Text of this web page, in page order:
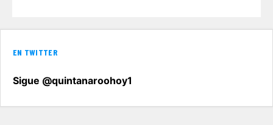
EN TWITTER
Sigue @quintanaroohoy1